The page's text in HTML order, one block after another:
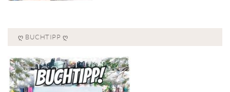
Ღ BUCHTIPP Ღ